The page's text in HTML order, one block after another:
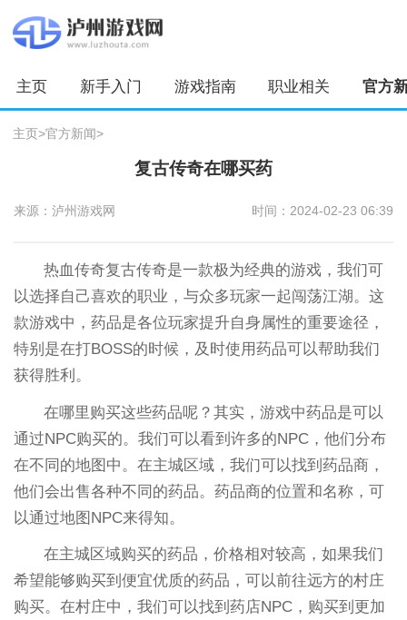
主页 新手入门 游戏指南 职业相关 官方
主页>官方新闻>
复古传奇在哪买药
来源：泸州游戏网 时间：2024-02-23 06:39
热血传奇复古传奇是一款极为经典的游戏，我们可
以选择自己喜欢的职业，与众多玩家一起闯荡江湖。这
款游戏中，药品是各位玩家提升自身属性的重要途径，
特别是在打BOSS的时候，及时使用药品可以帮助我们
获得胜利。
在哪里购买这些药品呢？其实，游戏中药品是可以
通过NPC购买的。我们可以看到许多的NPC，他们分布
在不同的地图中。在主城区域，我们可以找到药品商，
他们会出售各种不同的药品。药品商的位置和名称，可
以通过地图NPC来得知。
在主城区域购买的药品，价格相对较高，如果我们
希望能够购买到便宜优质的药品，可以前往远方的村庄
购买。在村庄中，我们可以找到药店NPC，购买到更加